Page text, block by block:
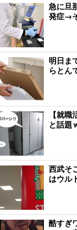
急に旦
発症→
明日ま
らとん
【就
と話題
西武そ
はウル
酷すぎ